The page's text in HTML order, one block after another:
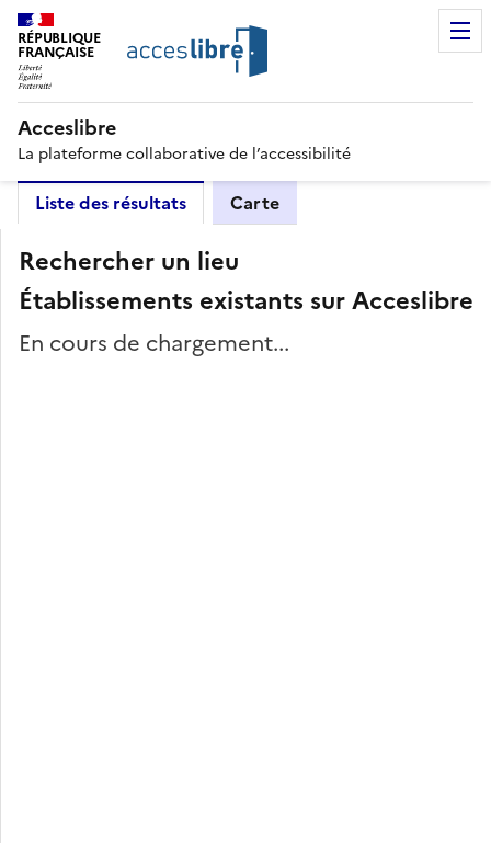
RÉPUBLIQUE
FRANÇAISE
Acceslibre
La plateforme collaborative de l’accessibilité
Liste des résultats Carte
Rechercher un lieu
Établissements existants sur Acceslibre
En cours de chargement...